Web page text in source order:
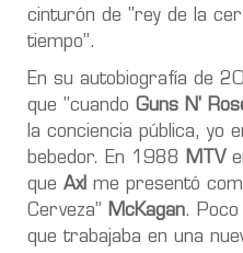
cinturón de "rey de la
tiempo”.
En su autobiografía de
que "cuando Guns N'
la conciencia pública, yo
bebedor. En 1988
MTV
que Axl me presentó
Cerveza”
McKagan.
que trabajaba en una